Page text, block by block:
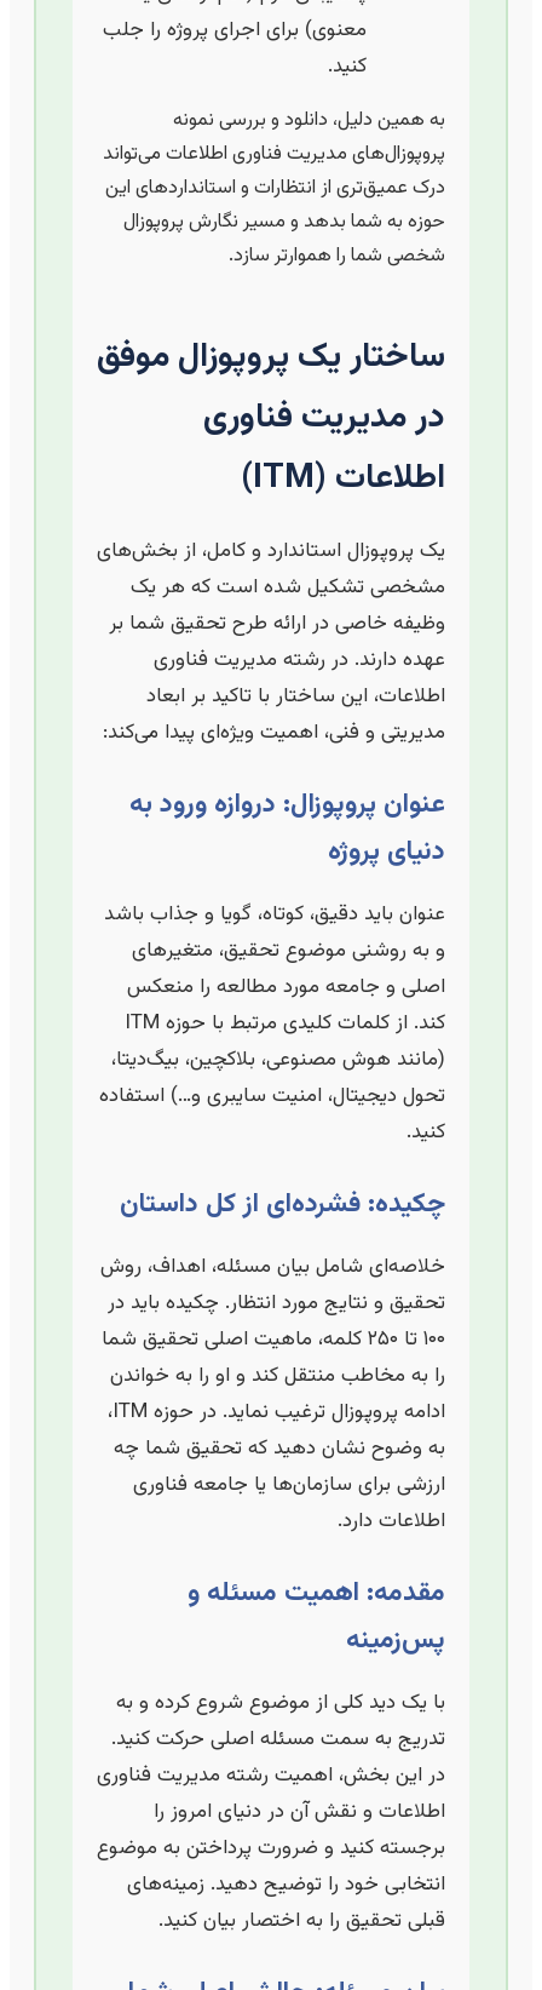
معنوی) برای اجرای پروژه را جلب
کنید.
به همین دلیل، دانلود و بررسی نمونه
پروپوزال‌های مدیریت فناوری اطلاعات می‌تواند
درک عمیق‌تری از انتظارات و استانداردهای این
حوزه به شما بدهد و مسیر نگارش پروپوزال
شخصی شما را هموارتر سازد.
ساختار یک پروپوزال موفق
در مدیریت فناوری
اطلاعات (ITM)
یک پروپوزال استاندارد و کامل، از بخش‌های
مشخصی تشکیل شده است که هر یک
وظیفه خاصی در ارائه طرح تحقیق شما بر
عهده دارند. در رشته مدیریت فناوری
اطلاعات، این ساختار با تاکید بر ابعاد
مدیریتی و فنی، اهمیت ویژه‌ای پیدا می‌کند:
عنوان پروپوزال: دروازه ورود به
دنیای پروژه
عنوان باید دقیق، کوتاه، گویا و جذاب باشد
و به روشنی موضوع تحقیق، متغیرهای
اصلی و جامعه مورد مطالعه را منعکس
کند. از کلمات کلیدی مرتبط با حوزه ITM
(مانند هوش مصنوعی، بلاکچین، بیگ‌دیتا،
تحول دیجیتال، امنیت سایبری و…) استفاده
کنید.
چکیده: فشرده‌ای از کل داستان
خلاصه‌ای شامل بیان مسئله، اهداف، روش
تحقیق و نتایج مورد انتظار. چکیده باید در
۱۰۰ تا ۲۵۰ کلمه، ماهیت اصلی تحقیق شما
را به مخاطب منتقل کند و او را به خواندن
ادامه پروپوزال ترغیب نماید. در حوزه ITM،
به وضوح نشان دهید که تحقیق شما چه
ارزشی برای سازمان‌ها یا جامعه فناوری
اطلاعات دارد.
مقدمه: اهمیت مسئله و
پس‌زمینه
با یک دید کلی از موضوع شروع کرده و به
تدریج به سمت مسئله اصلی حرکت کنید.
در این بخش، اهمیت رشته مدیریت فناوری
اطلاعات و نقش آن در دنیای امروز را
برجسته کنید و ضرورت پرداختن به موضوع
انتخابی خود را توضیح دهید. زمینه‌های
قبلی تحقیق را به اختصار بیان کنید.